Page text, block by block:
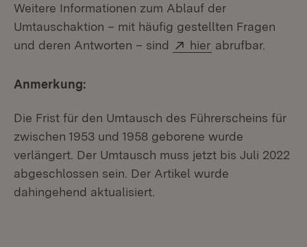
Weitere Informationen zum Ablauf der
Umtauschaktion – mit häufig gestellten Fragen
und deren Antworten – sind
Extern:
hier (Öffnet in
abrufbar.
Anmerkung:
Die Frist für den Umtausch des Führerscheins für
zwischen 1953 und 1958 geborene wurde
verlängert. Der Umtausch muss jetzt bis Juli 2022
abgeschlossen sein. Der Artikel wurde
dahingehend aktualisiert.